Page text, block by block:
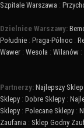
Szpitale Warszawa :
Dzielnice Warszawy:
Południe : Praga-Północ :
Wawer : Wesoła : Wilanów :
Partnerzy: Najlepszy Sklep
Sklepy : Dobre Sklepy :
Sklepy : Polecane Sklepy :
Zaufania : Sklep Godny